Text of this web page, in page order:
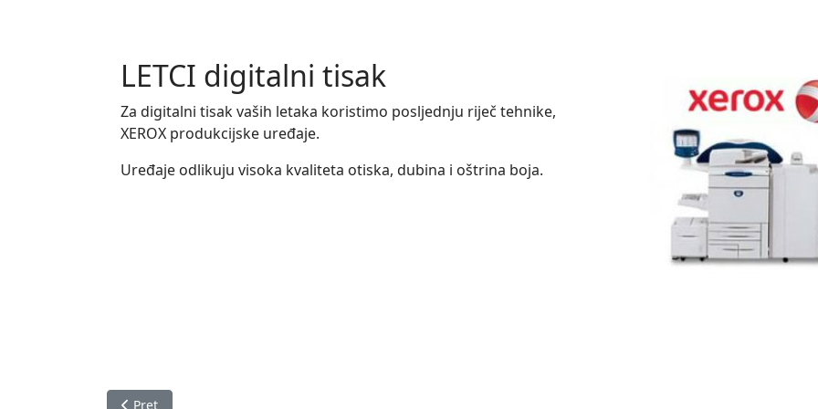
LETCI digitalni tisak
Za digitalni tisak vaših letaka koristimo posljednju riječ tehnike,
XEROX produkcijske uređaje.
Uređaje odlikuju visoka kvaliteta otiska, dubina i oštrina boja.
Prethodni članak: Kuverte s tiskom
Pret